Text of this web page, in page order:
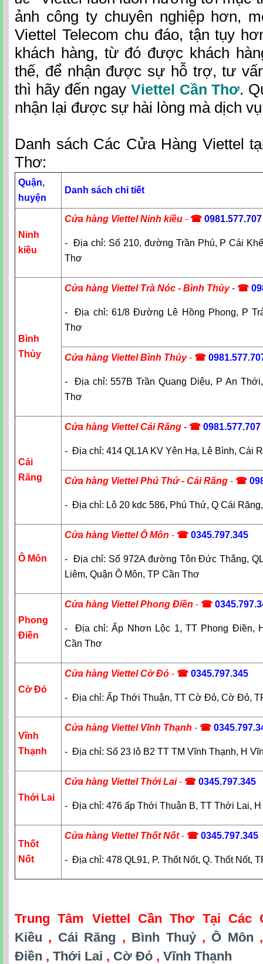
ảnh công ty chuyên nghiệp hơn,
Viettel Telecom chu đáo, tận tụy
khách hàng, từ đó được khách
thế, để nhận được sự hỗ trợ, tư
thì hãy đến ngay Viettel Cần Thơ.
nhận lại được sự hài lòng mà dịch
Danh sách Các Cửa Hàng Viettel
Thơ:
Quận,
huyện
Danh sách chi tiết
Ninh
kiều
Cửa hàng Viettel Ninh kiều - ☎ 0981.577.707
- Địa chỉ: Số 210, đường Trần Phú, P Cái
Thơ
Bình
Thủy
Cửa hàng Viettel Trà Nóc - Bình Thủy- ☎
- Địa chỉ: 61/8 Đường Lê Hồng Phong, P
Thơ
Cửa hàng Viettel Bình Thủy - ☎
- Địa chỉ: 557B Trần Quang Diệu, P An
Thơ
Cái
Răng
Cửa hàng Viettel Cái Răng - ☎ 0981.577.707
- Địa chỉ: 414 QL1A KV Yên Hạ, Lê Bình, Cái
Cửa hàng Viettel Phú Thứ - Cái Răng - ☎
- Địa chỉ: Lô 20 kdc 586, Phú Thứ, Q Cái
Ô Môn
Cửa hàng Viettel Ô Môn - ☎ 0345.797.345
- Địa chỉ: Số 972A đường Tôn Đức Thắng,
Liêm, Quận Ô Môn, TP Cần Thơ
Phong
Điền
Cửa hàng Viettel Phong Điền - ☎
- Địa chỉ: Ấp Nhơn Lộc 1, TT Phong Điền,
Cần Thơ
Cờ Đỏ
Cửa hàng Viettel Cờ Đỏ - ☎ 0345.797.345
- Địa chỉ: Ấp Thới Thuận, TT Cờ Đỏ, Cờ Đỏ,
Vĩnh
Thạnh
Cửa hàng Viettel Vĩnh Thạnh - ☎
- Địa chỉ: Số 23 lô B2 TT TM Vĩnh Thạnh, H
Thới Lai
Cửa hàng Viettel Thới Lai- ☎ 0345.797.345
- Địa chỉ: 476 ấp Thới Thuận B, TT Thới Lai,
Thốt
Nốt
Cửa hàng Viettel Thốt Nốt - ☎ 0345.797.345
- Địa chỉ: 478 QL91, P. Thốt Nốt, Q. Thốt Nốt,
Trung Tâm Viettel Cần Thơ Tại Các
Kiều , Cái Răng , Bình Thuỷ, Ô Môn
Điền , Thới Lai , Cờ Đỏ , Vĩnh Thạnh